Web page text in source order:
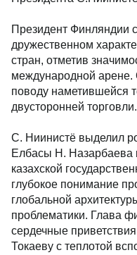
Президент Финляндии
дружественном
стран, отметив
международной арене.
поводу наметившейся
двусторонней торговли.
С. Ниинистё выделил
Елбасы Н. Назарбаева
казахской
глубокое понимание
глобальной
проблематики. Глава
сердечные
Токаеву с теплотой